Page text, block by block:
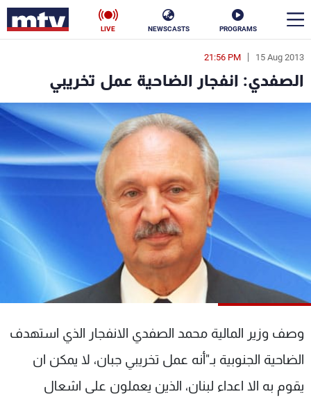
PROGRAMS
NEWSCASTS
LIVE
15 Aug 2013
21:56 PM
الصفدي: انفجار الضاحية عمل تخريبي
وصف وزير المالية محمد الصفدي الانفجار الذي استهدف
الضاحية الجنوبية بـ"أنه عمل تخريبي جبان، لا يمكن ان
يقوم به الا اعداء لبنان، الذين يعملون على اشعال
en
الأخبار
سياسة ناس
إقتصاد فن
منوعات رياضة
البرامج
جدول البرامج
شاهد البرامج
الترددات
عن MTV
وظائف